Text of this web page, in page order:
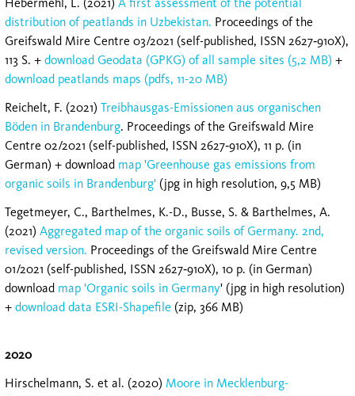
distribution of peatlands in Uzbekistan. Proceedings of the
Greifswald Mire Centre 03/2021 (self-published, ISSN 2627‐910X),
113 S. + download Geodata (GPKG) of all sample sites (5,2 MB) +
download peatlands maps (pdfs, 11-20 MB)
Reichelt, F. (2021) Treibhausgas-Emissionen aus organischen
Böden in Brandenburg. Proceedings of the Greifswald Mire
Centre 02/2021 (self-published, ISSN 2627‐910X), 11 p. (in
German) + download map 'Greenhouse gas emissions from
organic soils in Brandenburg' (jpg in high resolution, 9,5 MB)
Tegetmeyer, C., Barthelmes, K.-D., Busse, S. & Barthelmes, A.
(2021) Aggregated map of the organic soils of Germany. 2nd,
revised version. Proceedings of the Greifswald Mire Centre
01/2021 (self-published, ISSN 2627‐910X), 10 p. (in German)
download map 'Organic soils in Germany' (jpg in high resolution)
+ download data ESRI-Shapefile (zip, 366 MB)
2020
Hirschelmann, S. et al. (2020) Moore in Mecklenburg-